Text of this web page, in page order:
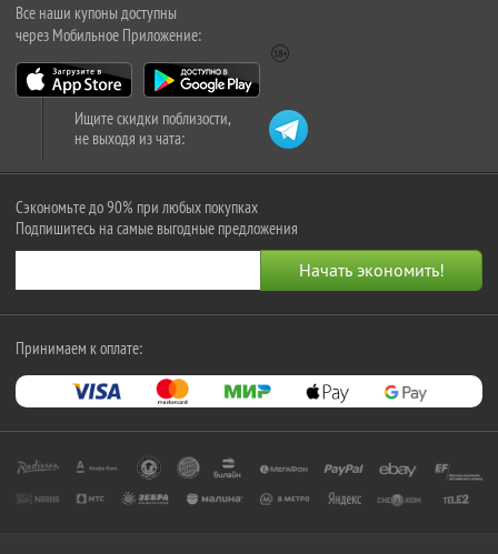
Все наши купоны доступны
через Мобильное Приложение:
Ищите скидки поблизости,
не выходя из чата:
Сэкономьте до 90% при любых покупках
Подпишитесь на самые выгодные предложения
Принимаем к оплате: